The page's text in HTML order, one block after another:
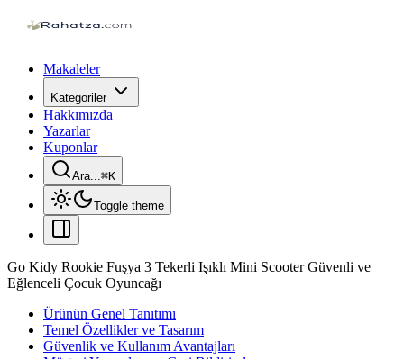
Makaleler
Kategoriler
Hakkımızda
Yazarlar
Kuponlar
Ara...⌘K
Toggle theme
Go Kidy Rookie Fuşya 3 Tekerli Işıklı Mini Scooter Güvenli ve
Eğlenceli Çocuk Oyuncağı
Ürünün Genel Tanıtımı
Temel Özellikler ve Tasarım
Güvenlik ve Kullanım Avantajları